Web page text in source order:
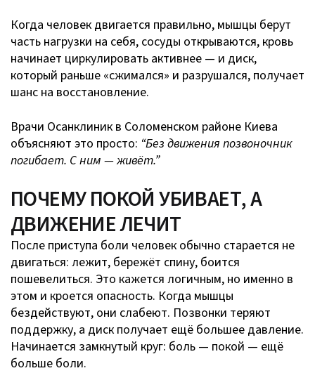
Когда человек двигается правильно, мышцы берут
часть нагрузки на себя, сосуды открываются, кровь
начинает циркулировать активнее — и диск,
который раньше «сжимался» и разрушался, получает
шанс на восстановление.
Врачи Осанклиник в Соломенском районе Киева
объясняют это просто: “Без движения позвоночник
погибает. С ним — живёт.”
ПОЧЕМУ ПОКОЙ УБИВАЕТ, А
ДВИЖЕНИЕ ЛЕЧИТ
После приступа боли человек обычно старается не
двигаться: лежит, бережёт спину, боится
пошевелиться. Это кажется логичным, но именно в
этом и кроется опасность. Когда мышцы
бездействуют, они слабеют. Позвонки теряют
поддержку, а диск получает ещё большее давление.
Начинается замкнутый круг: боль — покой — ещё
больше боли.